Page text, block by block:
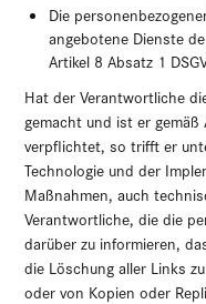
Die
angebotene Dienste
Artikel 8 Absatz 1
Hat der Verantwortliche
gemacht und ist er
verpflichtet, so trifft er
Technologie und der
Maßnahmen, auch
Verantwortliche, die die
darüber zu informieren,
die Löschung aller Links
oder von Kopien oder